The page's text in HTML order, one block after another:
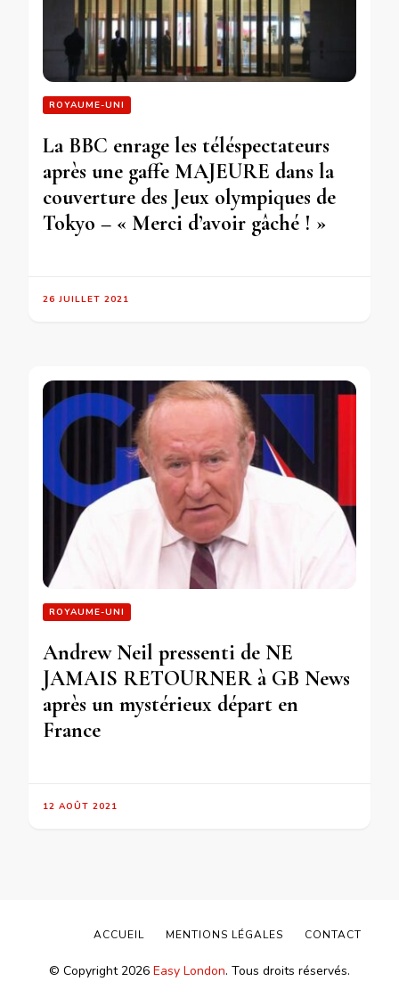
ROYAUME-UNI
La BBC enrage les téléspectateurs
après une gaffe MAJEURE dans la
couverture des Jeux olympiques de
Tokyo – « Merci d’avoir gâché ! »
26 JUILLET 2021
ROYAUME-UNI
Andrew Neil pressenti de NE
JAMAIS RETOURNER à GB News
après un mystérieux départ en
France
12 AOÛT 2021
© Copyright 2026 Easy London. Tous droits réservés.
ACCUEIL MENTIONS LÉGALES CONTACT